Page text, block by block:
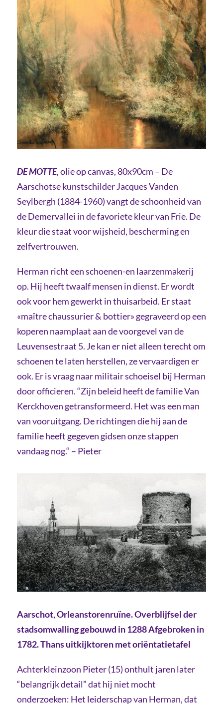
DE MOTTE, olie op canvas, 80x90cm – De
Aarschotse kunstschilder Jacques Vanden
Seylbergh (1884-1960) vangt de schoonheid van
de Demervallei in de favoriete kleur van Frie. De
kleur die staat voor wijsheid, bescherming en
zelfvertrouwen.
Herman richt een schoenen-en laarzenmakerij
op. Hij heeft twaalf mensen in dienst. Er wordt
ook voor hem gewerkt in thuisarbeid. Er staat
«maître chaussurier & bottier» gegraveerd op een
koperen naamplaat aan de voorgevel van de
Leuvensestraat 5. Je kan er niet alleen terecht om
schoenen te laten herstellen, ze vervaardigen er
ook. Er is vraag naar militair schoeisel bij Herman
door officieren. “Zijn beleid heeft de familie Van
Kerckhoven getransformeerd. Het was een man
van vooruitgang. De richtingen die hij aan de
familie heeft gegeven gidsen onze stappen
vandaag nog.“ – Pieter
Aarschot, Orleanstorenruïne. Overblijfsel der
stadsomwalling gebouwd in 1288 Afgebroken in
1782. Thans uitkijktoren met oriëntatietafel
Achterkleinzoon Pieter (15) onthult jaren later
“belangrijk detail” dat hij niet mocht
onderzoeken: Het leiderschap van Herman, dat